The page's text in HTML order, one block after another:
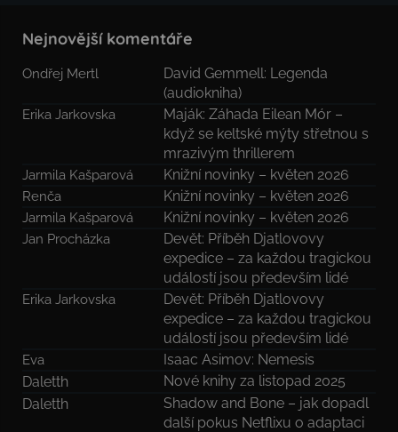
Nejnovější komentáře
Ondřej Mertl
David Gemmell: Legenda
(audiokniha)
Erika Jarkovska
Maják: Záhada Eilean Mór –
když se keltské mýty střetnou s
mrazivým thrillerem
Jarmila Kašparová Knižní novinky – květen 2026
Renča Knižní novinky – květen 2026
Jarmila Kašparová Knižní novinky – květen 2026
Jan Procházka
Devět: Příběh Djatlovovy
expedice – za každou tragickou
událostí jsou především lidé
Erika Jarkovska
Devět: Příběh Djatlovovy
expedice – za každou tragickou
událostí jsou především lidé
Eva
Isaac Asimov: Nemesis
Daletth
Nové knihy za listopad 2025
Daletth
Shadow and Bone – jak dopadl
další pokus Netflixu o adaptaci